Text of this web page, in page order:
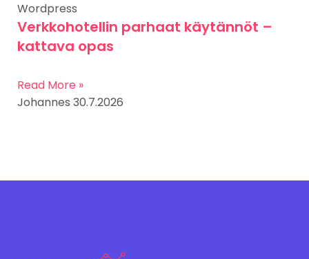
Wordpress
Verkkohotellin parhaat käytännöt –
kattava opas
Read More »
Johannes 30.7.2026